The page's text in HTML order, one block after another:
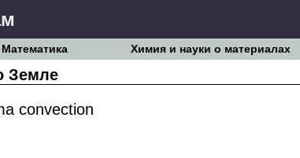
Математика Химия и науки о материалах
Земле
convection